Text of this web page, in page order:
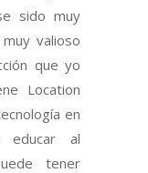
sido muy
valioso
que yo
Location
en
educar al
tener